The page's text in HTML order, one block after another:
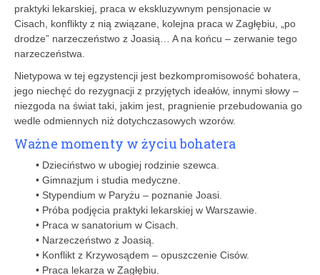
praktyki lekarskiej, praca w ekskluzywnym pensjonacie w
Cisach, konflikty z nią związane, kolejna praca w Zagłębiu, „po
drodze” narzeczeństwo z Joasią… A na końcu – zerwanie tego
narzeczeństwa.
Nietypowa w tej egzystencji jest bezkompromisowość bohatera,
jego niechęć do rezygnacji z przyjętych ideałów, innymi słowy –
niezgoda na świat taki, jakim jest, pragnienie przebudowania go
wedle odmiennych niż dotychczasowych wzorów.
Ważne momenty w życiu bohatera
• Dzieciństwo w ubogiej rodzinie szewca.
• Gimnazjum i studia medyczne.
• Stypendium w Paryżu – poznanie Joasi.
• Próba podjęcia praktyki lekarskiej w Warszawie.
• Praca w sanatorium w Cisach.
• Narzeczeństwo z Joasią.
• Konflikt z Krzywosądem – opuszczenie Cisów.
• Praca lekarza w Zagłębiu.